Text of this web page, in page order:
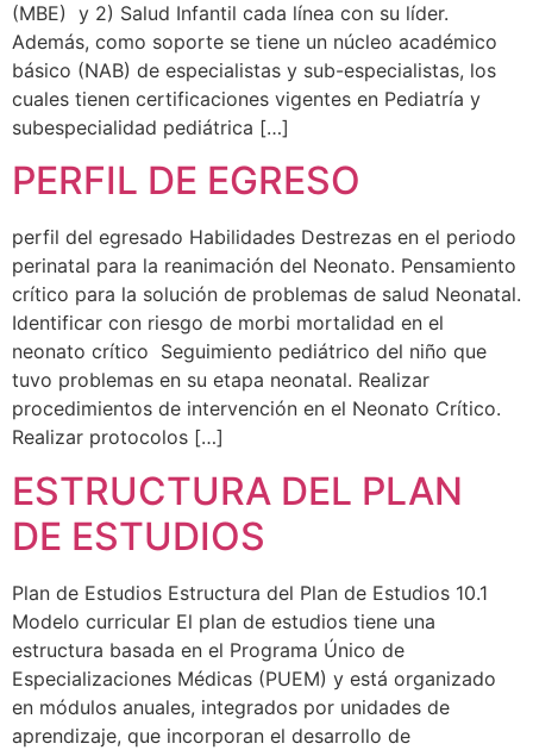
(MBE) y 2) Salud Infantil cada línea con su líder.
Además, como soporte se tiene un núcleo académico
básico (NAB) de especialistas y sub-especialistas, los
cuales tienen certificaciones vigentes en Pediatría y
subespecialidad pediátrica […]
PERFIL DE EGRESO
perfil del egresado Habilidades Destrezas en el periodo
perinatal para la reanimación del Neonato. Pensamiento
crítico para la solución de problemas de salud Neonatal.
Identificar con riesgo de morbi mortalidad en el
neonato crítico Seguimiento pediátrico del niño que
tuvo problemas en su etapa neonatal. Realizar
procedimientos de intervención en el Neonato Crítico.
Realizar protocolos […]
ESTRUCTURA DEL PLAN
DE ESTUDIOS
Plan de Estudios Estructura del Plan de Estudios 10.1
Modelo curricular El plan de estudios tiene una
estructura basada en el Programa Único de
Especializaciones Médicas (PUEM) y está organizado
en módulos anuales, integrados por unidades de
aprendizaje, que incorporan el desarrollo de